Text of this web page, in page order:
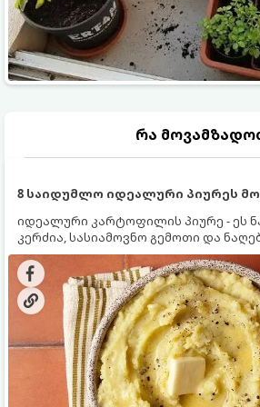
რა
8 საიდუმლო იდეალური პიურეს
იდეალური კარტოფილის პიურე - ეს
კერძია, სასიამოვნო გემოთი და
ფერით. მისი მომზადება ძალიან
არსებობს რამდენიმე საიდუმლო,
იცოდეთ, რომ პიურე იდეალურად